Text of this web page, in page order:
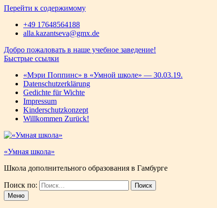
Перейти к содержимому
+49 17648564188
alla.kazantseva@gmx.de
Добро пожаловать в наше учебное заведение!
Быстрые ссылки
«Мэри Поппинс» в «Умной школе» — 30.03.19.
Datenschutzerklärung
Gedichte für Wichtе
Impressum
Kinderschutzkonzept
Willkommen Zurück!
«Умная школа»
Школа дополнительного образования в Гамбурге
Поиск по:
Меню